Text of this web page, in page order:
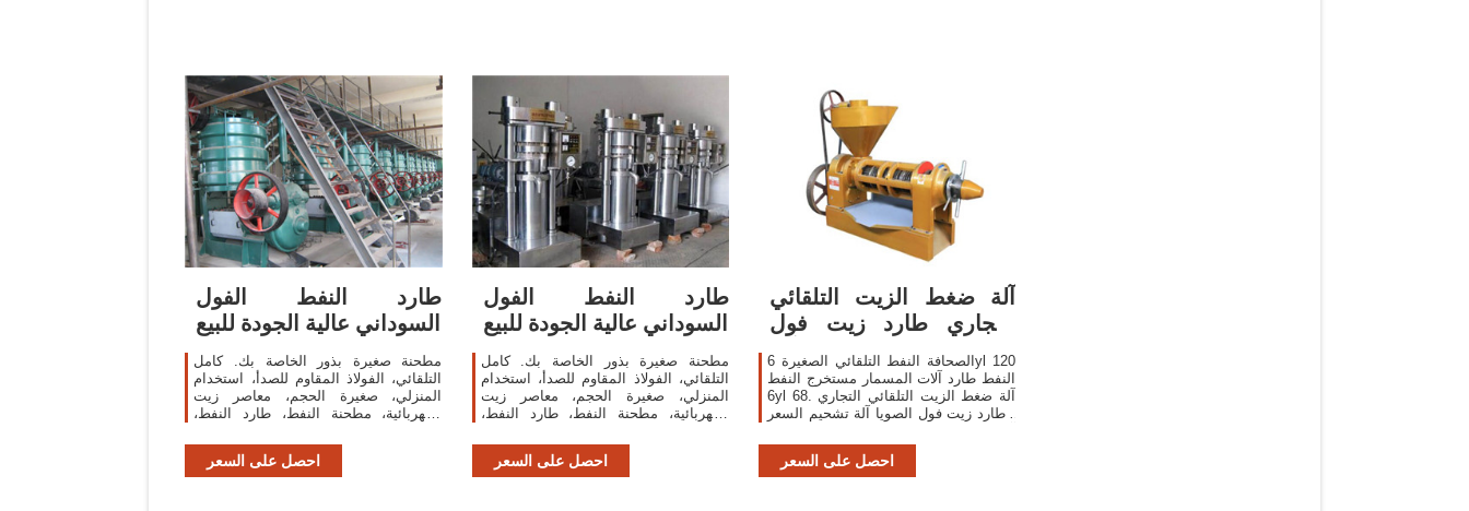
طارد النفط الفول
السوداني عالية الجودة للبيع
مطحنة صغيرة بذور الخاصة بك. كامل
التلقائي، الفولاذ المقاوم للصدأ، استخدام
المنزلي، صغيرة الحجم، معاصر زيت
الكهربائية، مطحنة النفط، طارد النفط،
بذور.
احصل على السعر
طارد النفط الفول
السوداني عالية الجودة للبيع
مطحنة صغيرة بذور الخاصة بك. كامل
التلقائي، الفولاذ المقاوم للصدأ، استخدام
المنزلي، صغيرة الحجم، معاصر زيت
الكهربائية، مطحنة النفط، طارد النفط،
بذور.
احصل على السعر
آلة ضغط الزيت التلقائي
التجاري طارد زيت فول
الصويا آلةالصحافة النفط التلقائي الصغيرة 6yl 120
النفط طارد آلات المسمار مستخرج النفط
6yl 68. آلة ضغط الزيت التلقائي التجاري
طارد زيت فول الصويا آلة تشحيم السعر ,
الزيت التلقائي
احصل على السعر